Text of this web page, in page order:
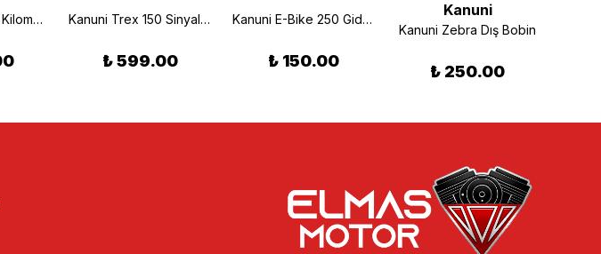
Kanuni Trex 150 Kilometre Muhafaza Plastiği Kanuni Trex 150 Sinyal Muhafaza Grenajı Mavi
₺ 599.00
Kanuni E-Bike 250 Gidon Rulman Takımı
₺ 150.00
Kanuni
Kanuni Zebra Dış Bobin
₺ 250.00